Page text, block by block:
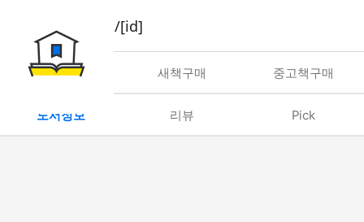
book/rent/[id]
대여 새책구매 중고책구매
도서정보 리뷰 Pick